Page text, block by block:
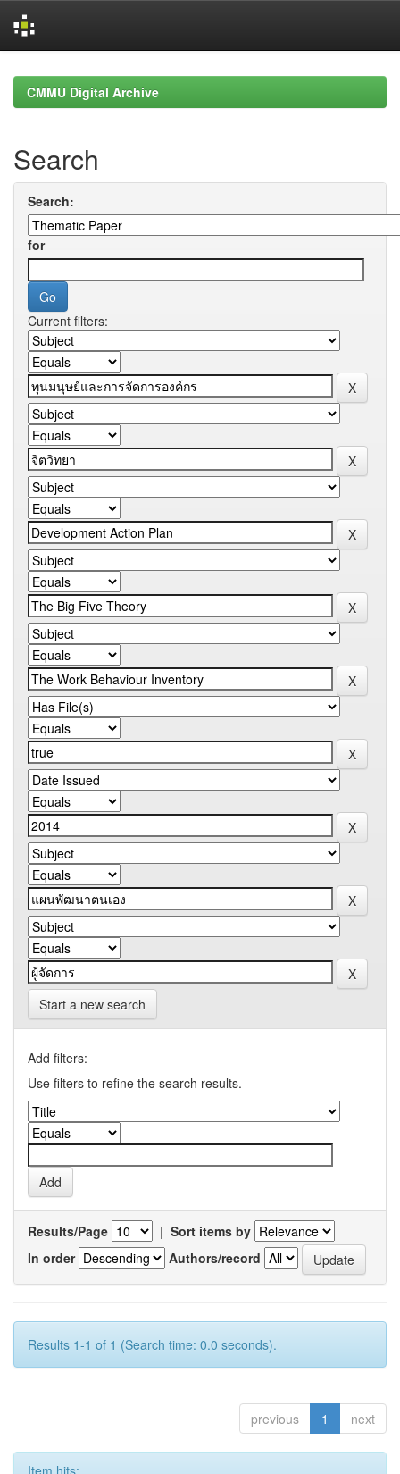
navigationCMMU Digital Archive
Search
Search:
for
Current filters:
Start a new search
Add filters:
Use filters to refine the search results.
Results/Page | Sort items by
In order
Authors/record
Results 1-1 of 1 (Search time: 0.0 seconds).
previous 1 next
Item hits: